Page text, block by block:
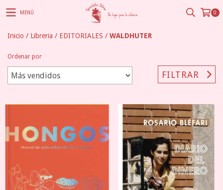
MENÚ 0
Inicio / Libreria / EDITORIALES / WALDHUTER
Ordenar por
FILTRAR